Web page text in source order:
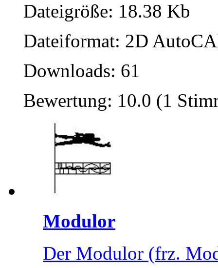
Dateigröße: 18.38 Kb
Dateiformat: 2D
Downloads: 61
Bewertung: 10.0 (1
Modulor
Der Modulor (frz.